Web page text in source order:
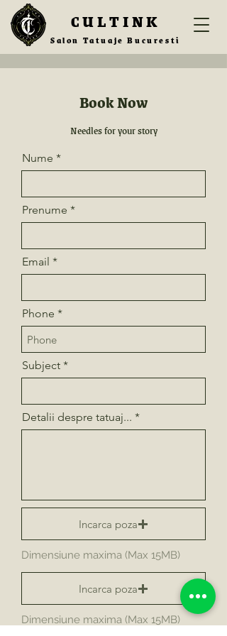
CULTINK
Salon Tatuaje Bucuresti
Book Now
Needles for your story
Nume
Prenume
Email
Phone
Subject
Detalii despre tatuaj...
Incarca poza
Dimensiune maxima (Max 15MB)
Incarca poza
Dimensiune maxima (Max 15MB)